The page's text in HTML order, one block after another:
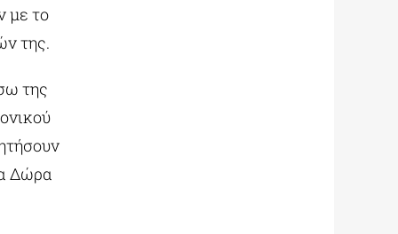
με το
της.
της
Δώρα